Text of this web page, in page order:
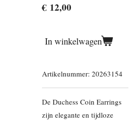
€ 12,00
In winkelwagen
Artikelnummer: 20263154
De Duchess Coin Earrings
zijn elegante en tijdloze